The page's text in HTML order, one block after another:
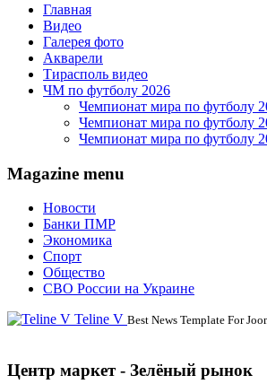
Главная
Видео
Галерея фото
Акварели
Тирасполь видео
ЧМ по футболу 2026
Чемпионат мира по футболу
Чемпионат мира по футболу
Чемпионат мира по футболу
Magazine menu
Новости
Банки ПМР
Экономика
Спорт
Общество
СВО России на Украине
Teline V Best News Template For
Центр маркет - Зелёный рынок